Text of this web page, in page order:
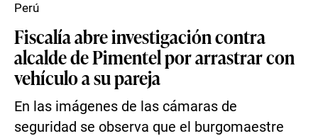
Fiscalía abre investigación contra
alcalde de Pimentel por arrastrar con
vehículo a su pareja
En las imágenes de las cámaras de
seguridad se observa que el burgomaestre
Perú